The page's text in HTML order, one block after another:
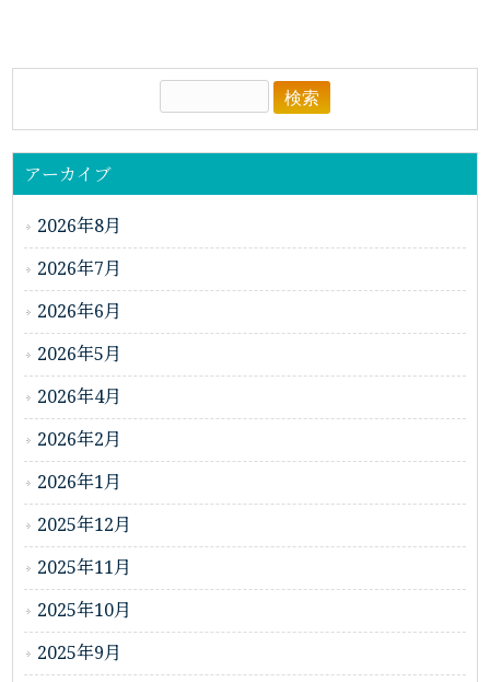
アーカイブ
2026年8月
2026年7月
2026年6月
2026年5月
2026年4月
2026年2月
2026年1月
2025年12月
2025年11月
2025年10月
2025年9月